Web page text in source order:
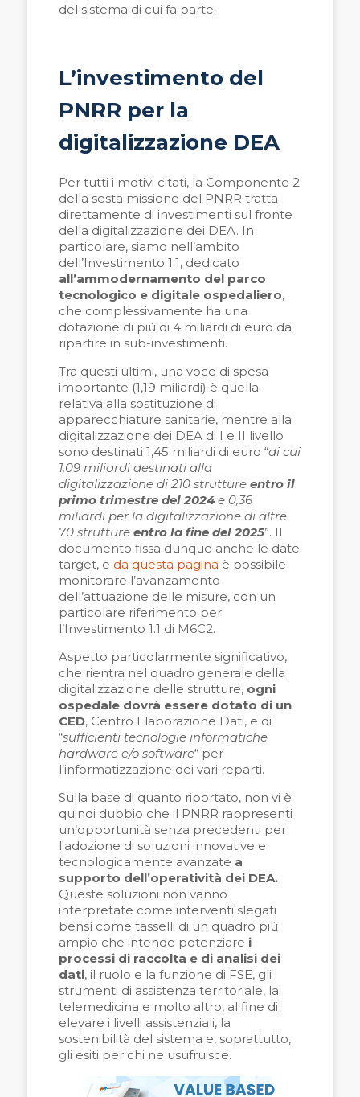
del sistema di cui fa parte.
L’investimento del
PNRR per la
digitalizzazione DEA
Per tutti i motivi citati, la Componente 2
della sesta missione del PNRR tratta
direttamente di investimenti sul fronte
della digitalizzazione dei DEA. In
particolare, siamo nell’ambito
dell’Investimento 1.1, dedicato
all’ammodernamento del parco
tecnologico e digitale ospedaliero,
che complessivamente ha una
dotazione di più di 4 miliardi di euro da
ripartire in sub-investimenti.
Tra questi ultimi, una voce di spesa
importante (1,19 miliardi) è quella
relativa alla sostituzione di
apparecchiature sanitarie, mentre alla
digitalizzazione dei DEA di I e II livello
sono destinati 1,45 miliardi di euro “di cui
1,09 miliardi destinati alla
digitalizzazione di 210 strutture entro il
primo trimestre del 2024 e 0,36
miliardi per la digitalizzazione di altre
70 strutture entro la fine del 2025”. Il
documento fissa dunque anche le date
target, e da questa pagina è possibile
monitorare l’avanzamento
dell’attuazione delle misure, con un
particolare riferimento per
l’Investimento 1.1 di M6C2.
Aspetto particolarmente significativo,
che rientra nel quadro generale della
digitalizzazione delle strutture, ogni
ospedale dovrà essere dotato di un
CED, Centro Elaborazione Dati, e di
“sufficienti tecnologie informatiche
hardware e/o software“ per
l’informatizzazione dei vari reparti.
Sulla base di quanto riportato, non vi è
quindi dubbio che il PNRR rappresenti
un’opportunità senza precedenti per
l'adozione di soluzioni innovative e
tecnologicamente avanzate a
supporto dell’operatività dei DEA.
Queste soluzioni non vanno
interpretate come interventi slegati
bensì come tasselli di un quadro più
ampio che intende potenziare i
processi di raccolta e di analisi dei
dati, il ruolo e la funzione di FSE, gli
strumenti di assistenza territoriale, la
telemedicina e molto altro, al fine di
elevare i livelli assistenziali, la
sostenibilità del sistema e, soprattutto,
gli esiti per chi ne usufruisce.